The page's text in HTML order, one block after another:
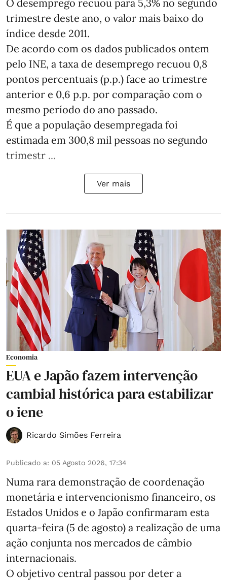
O desemprego recuou para 5,3% no segundo
trimestre deste ano, o valor mais baixo do
índice desde 2011.
De acordo com os dados publicados ontem
pelo INE, a taxa de desemprego recuou 0,8
pontos percentuais (p.p.) face ao trimestre
anterior e 0,6 p.p. por comparação com o
mesmo período do ano passado.
É que a população desempregada foi
estimada em 300,8 mil pessoas no segundo
trimestr ...
Ver mais
Economia
EUA e Japão fazem intervenção
cambial histórica para estabilizar
o iene
Ricardo Simões Ferreira
Publicado a: 05 Agosto 2026, 17:34
Numa rara demonstração de coordenação
monetária e intervencionismo financeiro, os
Estados Unidos e o Japão confirmaram esta
quarta-feira (5 de agosto) a realização de uma
ação conjunta nos mercados de câmbio
internacionais.
O objetivo central passou por deter a